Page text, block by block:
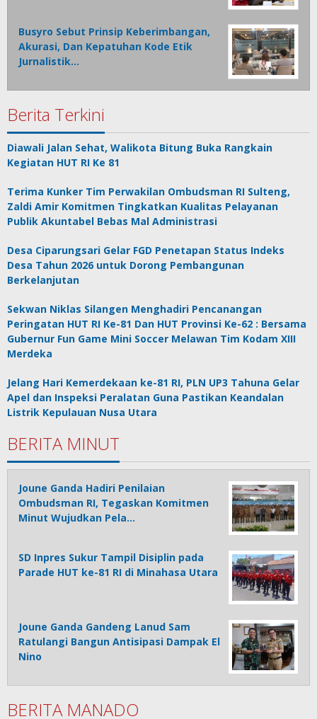
Busyro Sebut Prinsip Keberimbangan,
Akurasi, Dan Kepatuhan Kode Etik
Jurnalistik…
Berita Terkini
Diawali Jalan Sehat, Walikota Bitung Buka Rangkain
Kegiatan HUT RI Ke 81
Terima Kunker Tim Perwakilan Ombudsman RI Sulteng,
Zaldi Amir Komitmen Tingkatkan Kualitas Pelayanan
Publik Akuntabel Bebas Mal Administrasi
Desa Ciparungsari Gelar FGD Penetapan Status Indeks
Desa Tahun 2026 untuk Dorong Pembangunan
Berkelanjutan
Sekwan Niklas Silangen Menghadiri Pencanangan
Peringatan HUT RI Ke-81 Dan HUT Provinsi Ke-62 : Bersama
Gubernur Fun Game Mini Soccer Melawan Tim Kodam XIII
Merdeka
Jelang Hari Kemerdekaan ke-81 RI, PLN UP3 Tahuna Gelar
Apel dan Inspeksi Peralatan Guna Pastikan Keandalan
Listrik Kepulauan Nusa Utara
BERITA MINUT
Joune Ganda Hadiri Penilaian
Ombudsman RI, Tegaskan Komitmen
Minut Wujudkan Pela…
SD Inpres Sukur Tampil Disiplin pada
Parade HUT ke-81 RI di Minahasa Utara
Joune Ganda Gandeng Lanud Sam
Ratulangi Bangun Antisipasi Dampak El
Nino
BERITA MANADO